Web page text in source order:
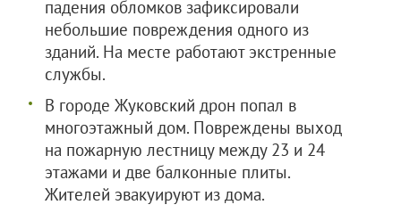
падения обломков зафиксировали
небольшие повреждения одного из
зданий. На месте работают экстренные
службы.
В городе Жуковский дрон попал в
многоэтажный дом. Повреждены выход
на пожарную лестницу между 23 и 24
этажами и две балконные плиты.
Жителей эвакуируют из дома.